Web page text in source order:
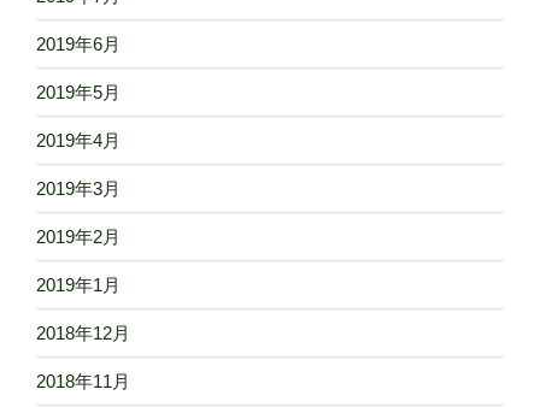
2019年6月
2019年5月
2019年4月
2019年3月
2019年2月
2019年1月
2018年12月
2018年11月